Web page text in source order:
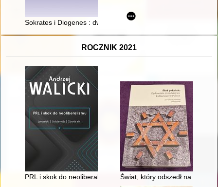
Sokrates i Diogenes : dwie antyczne metody edukacji etycznej
ROCZNIK 2021
PRL i skok do neoliberalizmu : Jaruzelski, Solidarność, zdrada
Świat, który odszedł na